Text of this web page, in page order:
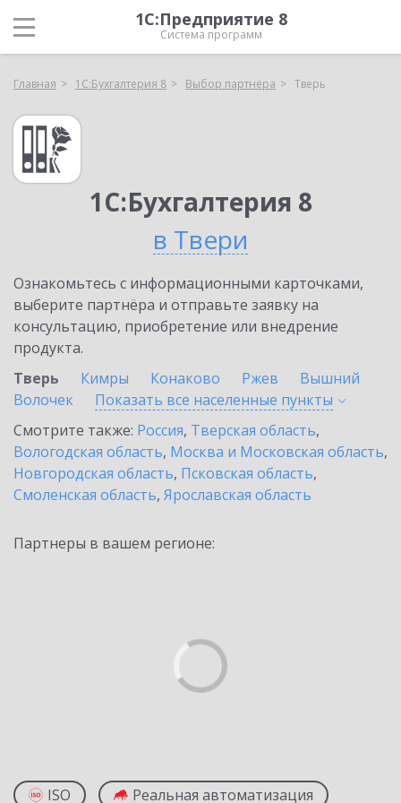
1С:Предприятие 8
Система программ
Главная 1С:Бухгалтерия 8 Выбор партнёра Тверь
1С:Бухгалтерия 8
в Твери
Ознакомьтесь с информационными карточками,
выберите партнёра и отправьте заявку на
консультацию, приобретение или внедрение
продукта.
Тверь
Кимры Конаково Ржев
Вышний
Волочек
Показать все населенные пункты
Смотрите также: Россия, Тверская область,
Вологодская область, Москва и Московская область,
Новгородская область, Псковская область,
Смоленская область, Ярославская область
Партнеры в вашем регионе:
ISO Реальная автоматизация